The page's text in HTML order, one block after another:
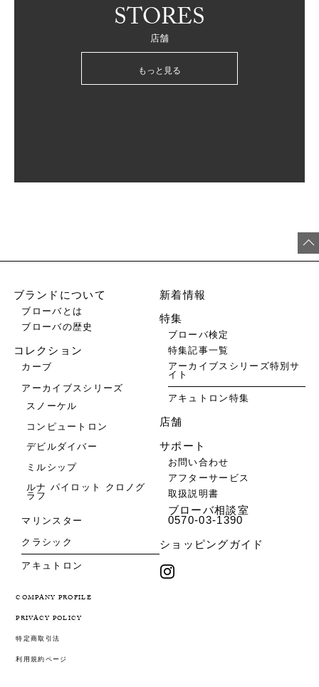
STORES
店舗
もっと見る
ブランドについて
ブローバとは
ブローバの歴史
コレクション
カーブ
アーカイブスシリーズ
スノーケル
コンピュートロン
デビルダイバー
ミルシップ
ルナ パイロット クロノグ
ラフ
マリンスター
クラシック
アキュトロン
新着情報
特集
ブローバ検定
特集記事一覧
アーカイブスシリーズ特別サ
イト
アキュトロン特集
店舗
サポート
お問い合わせ
アフターサービス
取扱説明書
ブローバ相談室
0570-03-1390
ショッピングガイド
COMPANY PROFILE
PRIVACY POLICY
特定商取引法
利用規約ページ